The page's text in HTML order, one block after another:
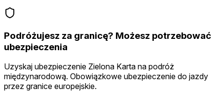
Podróżujesz za granicę? Możesz potrzebować
ubezpieczenia
Uzyskaj ubezpieczenie Zielona Karta na podróż
międzynarodową. Obowiązkowe ubezpieczenie do jazdy
przez granice europejskie.